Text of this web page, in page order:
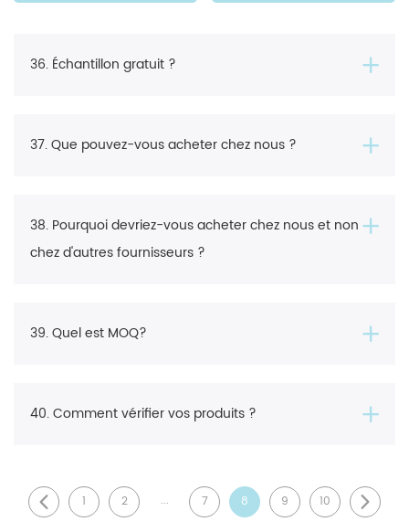
36. Échantillon gratuit ?
37. Que pouvez-vous acheter chez nous ?
38. Pourquoi devriez-vous acheter chez nous et non
chez d'autres fournisseurs ?
39. Quel est MOQ?
40. Comment vérifier vos produits ?
1 2 ... 7 8 9 10